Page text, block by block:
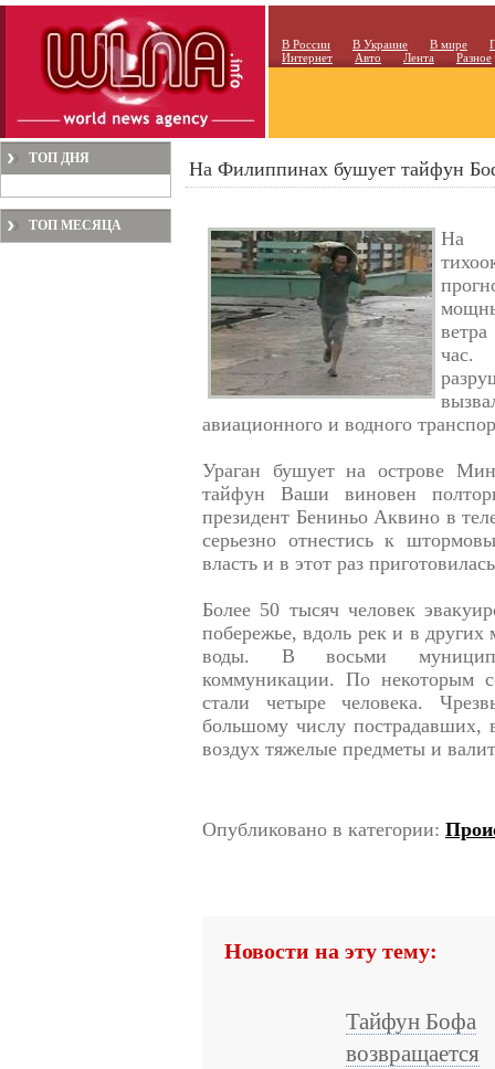
В России В Украине В мире
Интернет
Авто Лента Разное
ТОП ДНЯ
ТОП МЕСЯЦА
На Филиппинах бушует тайфун
На
час.
авиационного и водного
Ураган бушует на острове
тайфун Ваши виновен
президент Бениньо Аквино в
серьезно отнестись к
власть и в этот раз
Более 50 тысяч человек
побережье, вдоль рек и в других
воды. В восьми
коммуникации. По некоторым
стали четыре человека.
большому числу пострадавших,
воздух тяжелые предметы и
Опубликовано в категории:
Новости на эту тему:
Тайфун Бофа
возвращается